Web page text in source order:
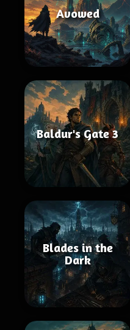
Avowed
Baldur's Gate 3
Blades in the
Dark